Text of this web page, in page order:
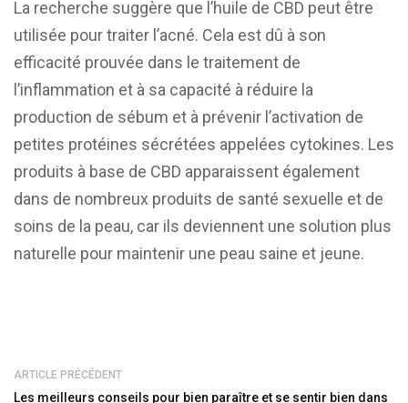
La recherche suggère que l’huile de CBD peut être
utilisée pour traiter l’acné. Cela est dû à son
efficacité prouvée dans le traitement de
l’inflammation et à sa capacité à réduire la
production de sébum et à prévenir l’activation de
petites protéines sécrétées appelées cytokines. Les
produits à base de CBD apparaissent également
dans de nombreux produits de santé sexuelle et de
soins de la peau, car ils deviennent une solution plus
naturelle pour maintenir une peau saine et jeune.
ARTICLE PRÉCÉDENT
Les meilleurs conseils pour bien paraître et se sentir bien dans